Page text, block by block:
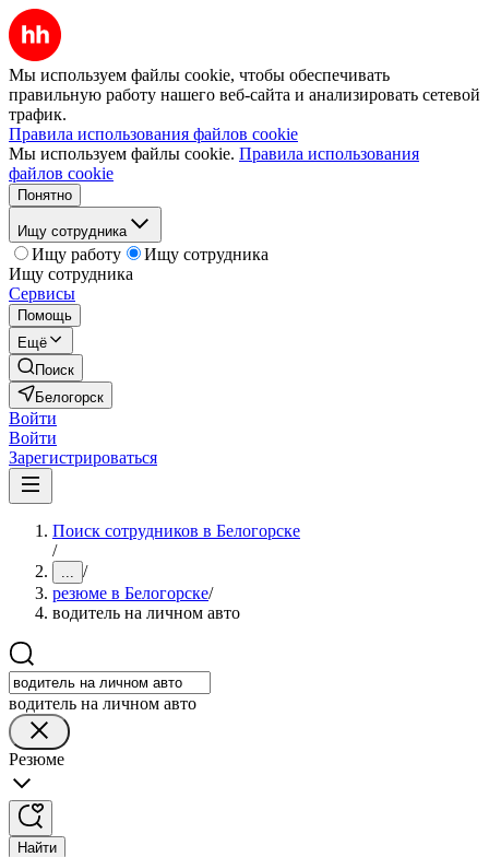
Мы используем файлы cookie, чтобы обеспечивать
правильную работу нашего веб-сайта и анализировать сетевой
трафик.
Правила использования файлов cookie
Мы используем файлы cookie. Правила использования
файлов cookie
Понятно
Ищу сотрудника
Ищу работу
Ищу сотрудника
Ищу сотрудника
Сервисы
Помощь
Ещё
Поиск
Белогорск
Войти
Войти
Зарегистрироваться
Поиск сотрудников в Белогорске
/
... /
резюме в Белогорске/
водитель на личном авто
водитель на личном авто
Резюме
Найти